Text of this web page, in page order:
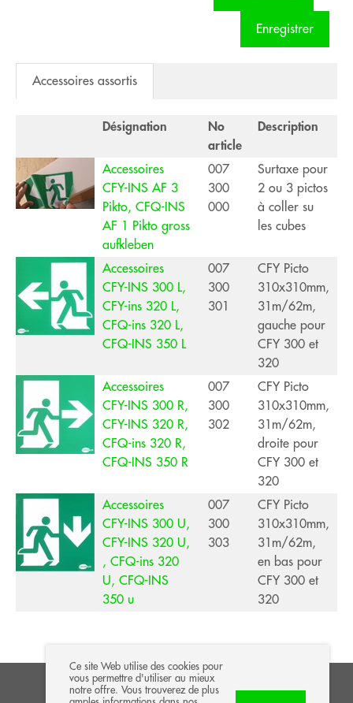
Enregistrer
Accessoires assortis
Désignation
No
article
Description
Accessoires
CFY-INS AF 3
Pikto, CFQ-INS
AF 1 Pikto gross
aufkleben
007
300
000
Surtaxe pour
2 ou 3 pictos
à coller su
les cubes
Accessoires
CFY-INS 300 L,
CFY-ins 320 L,
CFQ-ins 320 L,
CFQ-INS 350 L
007
300
301
CFY Picto
310x310mm,
31m/62m,
gauche pour
CFY 300 et
320
Accessoires
CFY-INS 300 R,
CFY-INS 320 R,
CFQ-ins 320 R,
CFQ-INS 350 R
007
300
302
CFY Picto
310x310mm,
31m/62m,
droite pour
CFY 300 et
320
Accessoires
CFY-INS 300 U,
CFY-INS 320 U,
, CFQ-ins 320
U, CFQ-INS
350 u
007
300
303
CFY Picto
310x310mm,
31m/62m,
en bas pour
CFY 300 et
320
Ce site Web utilise des cookies pour
vous permettre d'utiliser au mieux
notre offre. Vous trouverez de plus